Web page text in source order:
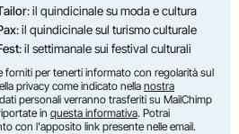
: il quindicinale su moda e cultura
: il quindicinale sul turismo culturale
: il settimanale sui festival culturali
forniti per tenerti informato con regolarità sul
privacy come indicato nella nostra
personali verranno trasferiti su MailChimp
in questa informativa. Potrai
con l'apposito link presente nelle email.